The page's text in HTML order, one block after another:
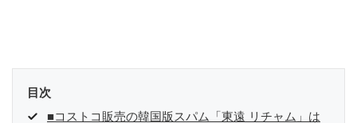
目次
■コストコ販売の韓国版スパム「東遠 リチャム」は